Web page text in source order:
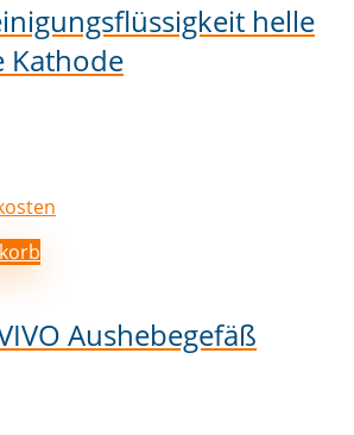
helle
Kathode
Aushebegefäß